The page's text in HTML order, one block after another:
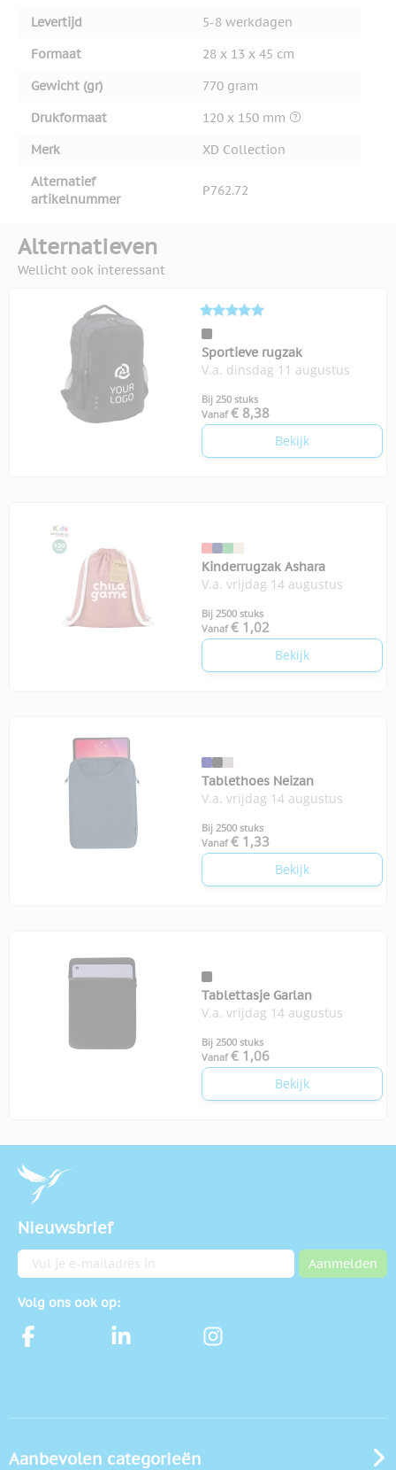
Levertijd
5-8 werkdagen
Formaat
28 x 13 x 45 cm
Gewicht (gr)
770 gram
Drukformaat
120 x 150 mm
Merk
XD Collection
Alternatief
artikelnummer
P762.72
Alternatieven
Wellicht ook interessant
Sportieve rugzak
V.a. dinsdag 11 augustus
Bij 250 stuks
Vanaf € 8,38
Bekijk
Kinderrugzak Ashara
V.a. vrijdag 14 augustus
Bij 2500 stuks
Vanaf € 1,02
Bekijk
Tablethoes Neizan
V.a. vrijdag 14 augustus
Bij 2500 stuks
Vanaf € 1,33
Bekijk
Tablettasje Garlan
V.a. vrijdag 14 augustus
Bij 2500 stuks
Vanaf € 1,06
Bekijk
Nieuwsbrief
E-mailadres Aanmelden
Volg ons ook op:
Aanbevolen categorieën